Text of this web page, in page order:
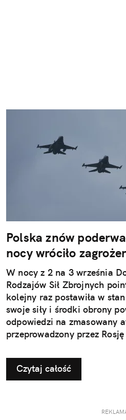
Polska znów
nocy wróciło
W nocy z 2 na 3 września
Rodzajów Sił Zbrojnych
kolejny raz postawiła w
swoje siły i środki obrony
odpowiedzi na zmasowany
przeprowadzony przez
Czytaj całość